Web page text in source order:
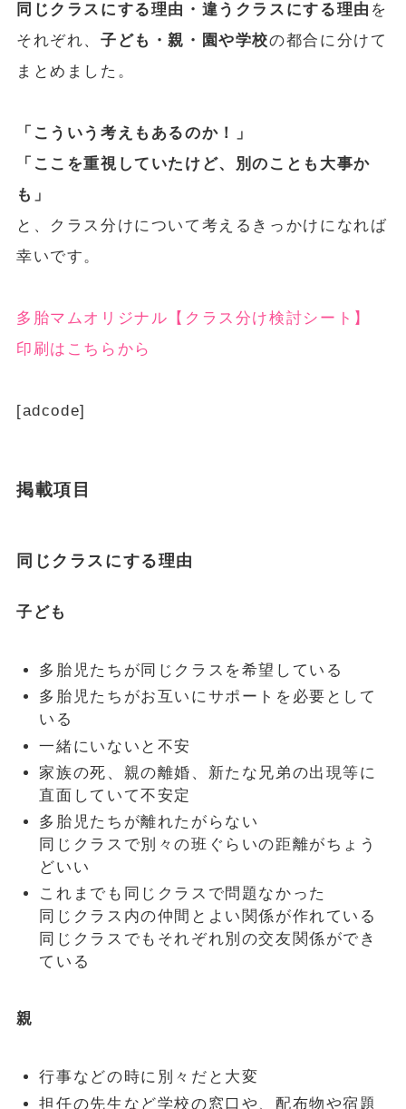
同じクラスにする理由・違うクラスにする理由 を
それぞれ、 子ども・親・園や学校の都合に分けて
まとめました。
「こういう考えもあるのか！」
「ここを重視していたけど、別のことも大事か
も」
と、クラス分けについて考えるきっかけになれば
幸いです。
多胎マムオリジナル【クラス分け検討シート】
印刷はこちらから
[adcode]
掲載項目
同じクラスにする理由
子ども
多胎児たちが同じクラスを希望している
多胎児たちがお互いにサポートを必要として
いる
一緒にいないと不安
家族の死、親の離婚、新たな兄弟の出現等に
直面していて不安定
多胎児たちが離れたがらない
同じクラスで別々の班ぐらいの距離がちょう
どいい
これまでも同じクラスで問題なかった
同じクラス内の仲間とよい関係が作れている
同じクラスでもそれぞれ別の交友関係ができ
ている
親
行事などの時に別々だと大変
担任の先生など学校の窓口や、配布物や宿題